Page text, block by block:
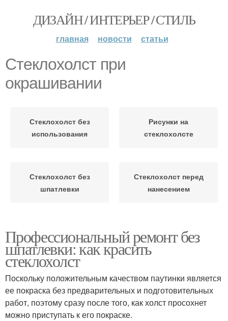
ДИЗАЙН / ИНТЕРЬЕР / СТИЛЬ
главная новости статьи
Стеклохолст при
окрашивании
Стеклохолст без
использования
Рисунки на
стеклохолсте
Стеклохолст без
шпатлевки
Стеклохолст перед
нанесением
Профессиональный ремонт без
шпатлевки: как красить
стеклохолст
Поскольку положительным качеством паутинки является
ее покраска без предварительных и подготовительных
работ, поэтому сразу после того, как холст просохнет
можно приступать к его покраске.